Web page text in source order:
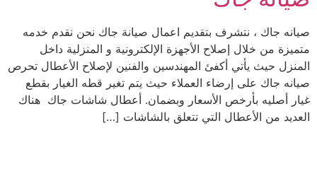
صيانه جاك ، نتشرف بتقديم اعمال صيانة جاك نحن نقدم خدمه
متميزة من خلال إصلاح الأجهزة الإلكترونية و المنزلية داخل
المنزل حيث يأتي أكفئ المهندسين والفنين لإصلاح الأعطال تحرص
صيانه جاك على إرضاء العملاء حيث يتم تغير قطه الغيار بقطع
غيار أصليه بأرخص الأسعار وبضمان. أعطال شاشات جاك هناك
العديد من الأعطال التي تتعلق بالشاشات […]